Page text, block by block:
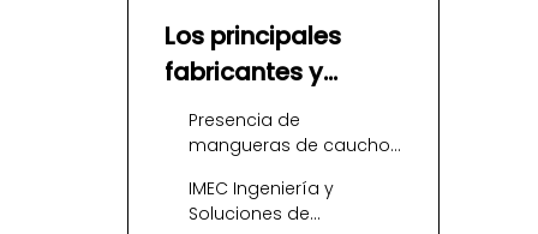
Los principales
fabricantes y
proveedores de
mangueras de aire
comprimido de
Azerbaiyán
Presencia de
mangueras de caucho
Azerbaiyán
IMEC Ingeniería y
Soluciones de